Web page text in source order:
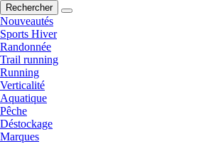
Rechercher
Nouveautés
Sports Hiver
Randonnée
Trail running
Running
Verticalité
Aquatique
Pêche
Déstockage
Marques